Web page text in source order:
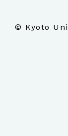
© Kyoto